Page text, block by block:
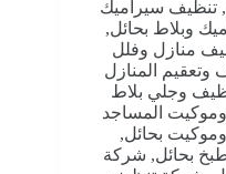
, تنظيف سيراميك
وبلاط بحائل,
منازل وفلل
وتعقيم المنازل
وجلي بلاط
المساجد
بحائل,
بحائل, شركة